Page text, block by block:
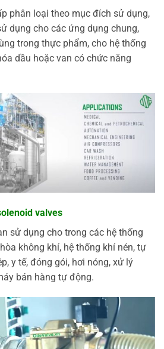
phân loại theo mục đích sử dụng,
dụng cho các ứng dụng chung,
trong thực phẩm, cho hệ thống
dầu hoặc van có chức năng
valves
sử dụng cho trong các hệ thống
không khí, hệ thống khí nén, tự
y tế, đóng gói, hơi nóng, xử lý
bán hàng tự động.